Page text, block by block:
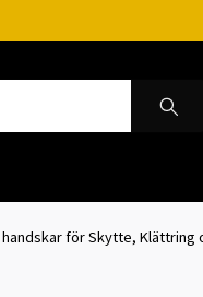
för Skytte, Klättring